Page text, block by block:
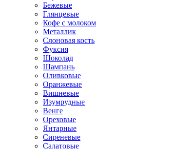
Бежевые
Глянцевые
Кофе с молоком
Металлик
Слоновая кость
Фуксия
Шоколад
Шампань
Оливковые
Оранжевые
Вишневые
Изумрудные
Венге
Ореховые
Янтарные
Сиреневые
Салатовые